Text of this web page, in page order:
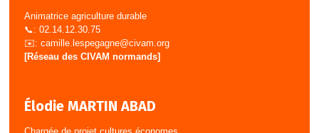
Animatrice agriculture durable
📞: 02.14.12.30.75
✉️: camille.lespegagne@civam.org
[Réseau des CIVAM normands]
Élodie MARTIN ABAD